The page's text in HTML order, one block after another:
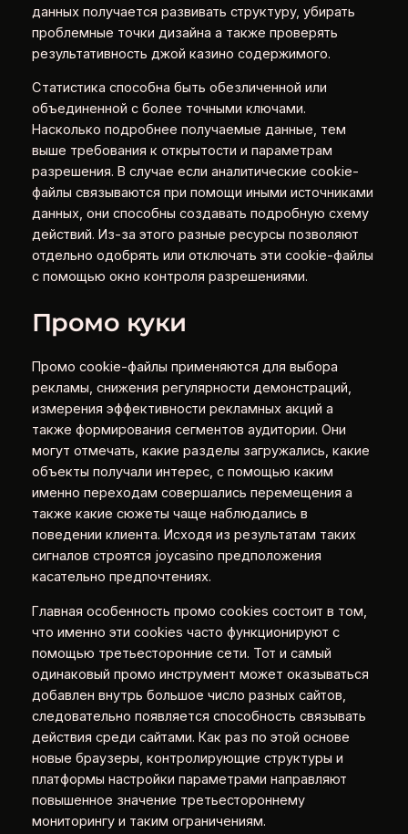
данных получается развивать структуру, убирать
проблемные точки дизайна а также проверять
результативность джой казино содержимого.
Статистика способна быть обезличенной или
объединенной с более точными ключами.
Насколько подробнее получаемые данные, тем
выше требования к открытости и параметрам
разрешения. В случае если аналитические cookie-
файлы связываются при помощи иными источниками
данных, они способны создавать подробную схему
действий. Из-за этого разные ресурсы позволяют
отдельно одобрять или отключать эти cookie-файлы
с помощью окно контроля разрешениями.
Промо куки
Промо cookie-файлы применяются для выбора
рекламы, снижения регулярности демонстраций,
измерения эффективности рекламных акций а
также формирования сегментов аудитории. Они
могут отмечать, какие разделы загружались, какие
объекты получали интерес, с помощью каким
именно переходам совершались перемещения а
также какие сюжеты чаще наблюдались в
поведении клиента. Исходя из результатам таких
сигналов строятся joycasino предположения
касательно предпочтениях.
Главная особенность промо cookies состоит в том,
что именно эти cookies часто функционируют с
помощью третьесторонние сети. Тот и самый
одинаковый промо инструмент может оказываться
добавлен внутрь большое число разных сайтов,
следовательно появляется способность связывать
действия среди сайтами. Как раз по этой основе
новые браузеры, контролирующие структуры и
платформы настройки параметрами направляют
повышенное значение третьестороннему
мониторингу и таким ограничениям.